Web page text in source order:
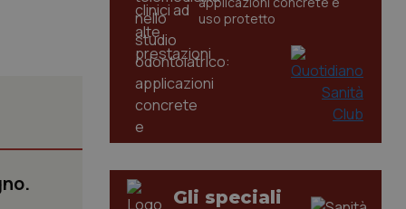
uso protetto
Gli speciali